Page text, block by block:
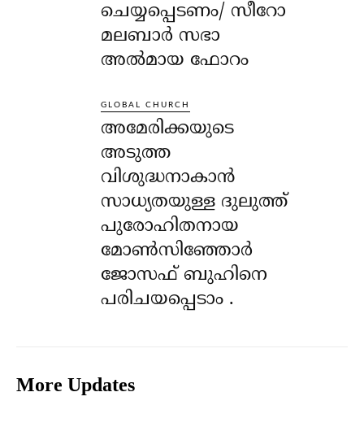
ചെയ്യപ്പെടണം/ സീറോ
മലബാർ സഭാ
അൽമായ ഫോറം
GLOBAL CHURCH
അമേരിക്കയുടെ
അടുത്ത
വിശുദ്ധനാകാൻ
സാധ്യതയുള്ള ദുലുത്ത്
പുരോഹിതനായ
മോൺസിഞ്ഞോർ
ജോസഫ് ബുഹിനെ
പരിചയപ്പെടാം .
More Updates